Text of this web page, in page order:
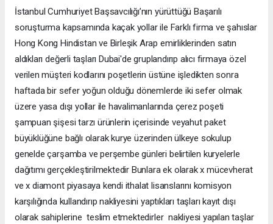
İstanbul Cumhuriyet Başsavcılığı’nın yürüttüğü Başarılı
soruşturma kapsamında kaçak yollar ile Farklı firma ve şahıslar
Hong Kong Hindistan ve Birleşik Arap emirliklerinden satın
aldıkları değerli taşları Dubai'de gruplandırıp alıcı firmaya özel
verilen müşteri kodlarını poşetlerin üstüne işledikten sonra
haftada bir sefer yoğun olduğu dönemlerde iki sefer olmak
üzere yasa dışı yollar ile havalimanlarında çerez poşeti
şampuan şişesi tarzı ürünlerin içerisinde veyahut paket
büyüklüğüne bağlı olarak kurye üzerinden ülkeye sokulup
genelde çarşamba ve perşembe günleri belirtilen kuryelerle
dağıtımı gerçekleştirilmektedir Bunlara ek olarak x mücevherat
ve x diamont piyasaya kendi ithalat lisanslarını komisyon
karşılığında kullandırıp nakliyesini yaptıkları taşları kayıt dışı
olarak sahiplerine teslim etmektedirler nakliyesi yapılan taşlar